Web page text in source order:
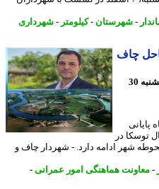
-شهرستان-کیلومتر-شهرداری
چاف
6 ماه پیش - پنجشنبه 30
نهال توسکا در
ادامه دارد. - شهردار چاف و
هماهنگی امور عمرانی-